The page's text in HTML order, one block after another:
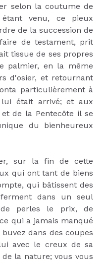
selon la coutume de
venu, ce pieux
de la succession de
de testament, prit
tissue de ses propres
palmier, en la même
d'osier, et retournant
particulièrement à
était arrivé; et aux
de la Pentecôte il se
du bienheureux
sur la fin de cette
qui ont tant de biens
qui bâtissent des
dans un seul
perles le prix, de
qui a jamais manqué
dans des coupes
avec le creux de sa
la nature; vous vous